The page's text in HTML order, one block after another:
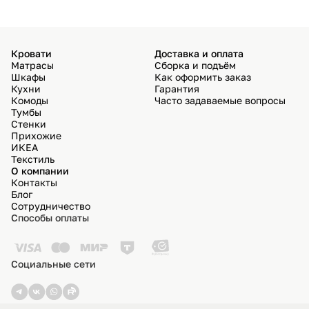
Кровати
Матрасы
Шкафы
Кухни
Комоды
Тумбы
Стенки
Прихожие
ИКЕА
Текстиль
Доставка и оплата
Сборка и подъём
Как оформить заказ
Гарантия
Часто задаваемые вопросы
О компании
Контакты
Блог
Сотрудничество
Способы оплаты
Социальные сети